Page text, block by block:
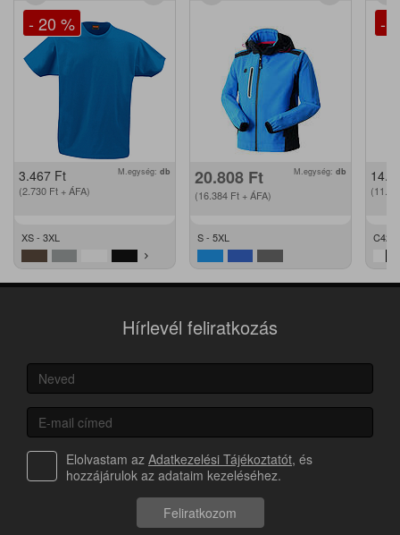
- 20 %
3.467 Ft
(2.730 Ft + ÁFA)
M.egység: db
XS - 3XL
20.808 Ft
(16.384 Ft + ÁFA)
M.egység: db
S - 5XL
-
C42 -
Hírlevél feliratkozás
Elolvastam az Adatkezelési Tájékoztatót, és
hozzájárulok az adataim kezeléséhez.
Feliratkozom